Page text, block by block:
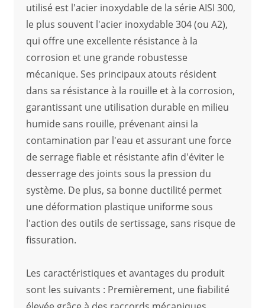
utilisé est l'acier inoxydable de la série AISI 300,
le plus souvent l'acier inoxydable 304 (ou A2),
qui offre une excellente résistance à la
corrosion et une grande robustesse
mécanique. Ses principaux atouts résident
dans sa résistance à la rouille et à la corrosion,
garantissant une utilisation durable en milieu
humide sans rouille, prévenant ainsi la
contamination par l'eau et assurant une force
de serrage fiable et résistante afin d'éviter le
desserrage des joints sous la pression du
système. De plus, sa bonne ductilité permet
une déformation plastique uniforme sous
l'action des outils de sertissage, sans risque de
fissuration.
Les caractéristiques et avantages du produit
sont les suivants : Premièrement, une fiabilité